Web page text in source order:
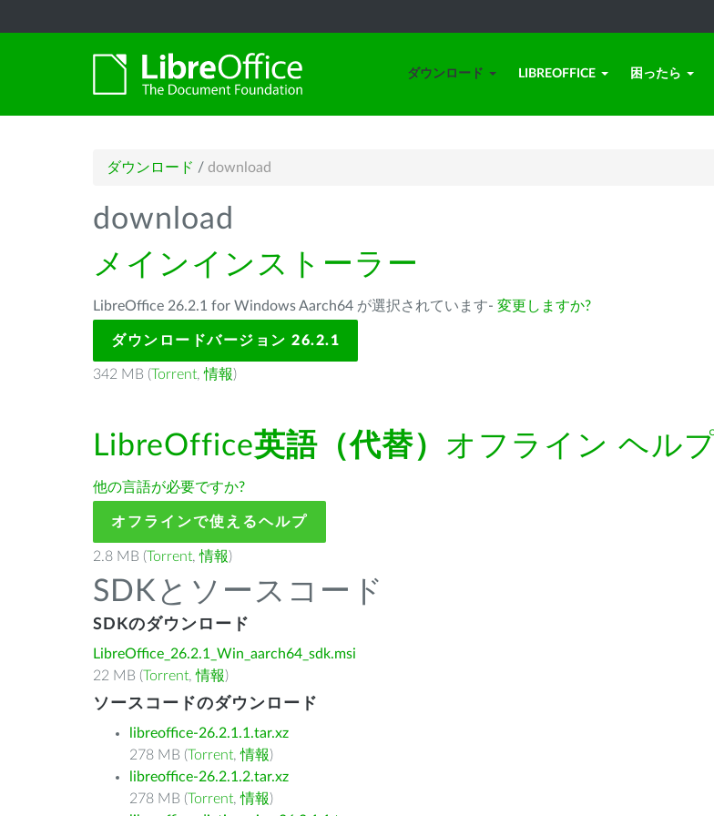
ダウンロード LIBREOFFICE 困ったら
ダウンロード / download
download
メインインストーラー
LibreOffice 26.2.1 for Windows Aarch64 が選択されています- 変更しますか?
ダウンロードバージョン 26.2.1
342 MB (Torrent,情報)
LibreOffice英語（代替） オフライン ヘルプ
他の言語が必要ですか?
オフラインで使えるヘルプ
2.8 MB (Torrent,情報)
SDKとソースコード
SDKのダウンロード
LibreOffice_26.2.1_Win_aarch64_sdk.msi
22 MB (Torrent,情報)
ソースコードのダウンロード
libreoffice-26.2.1.1.tar.xz
278 MB (Torrent,情報)
libreoffice-26.2.1.2.tar.xz
278 MB (Torrent,情報)